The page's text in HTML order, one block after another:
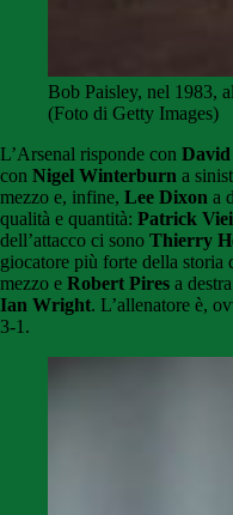
Bob Paisley, nel 1983,
(Foto di Getty Images)
L’Arsenal risponde con David
con Nigel Winterburn a
mezzo e, infine, Lee Dixon a
qualità e quantità: Patrick
dell’attacco ci sono Thierry
giocatore più forte della storia
mezzo e Robert Pires a
Ian Wright. L’allenatore è,
3-1.